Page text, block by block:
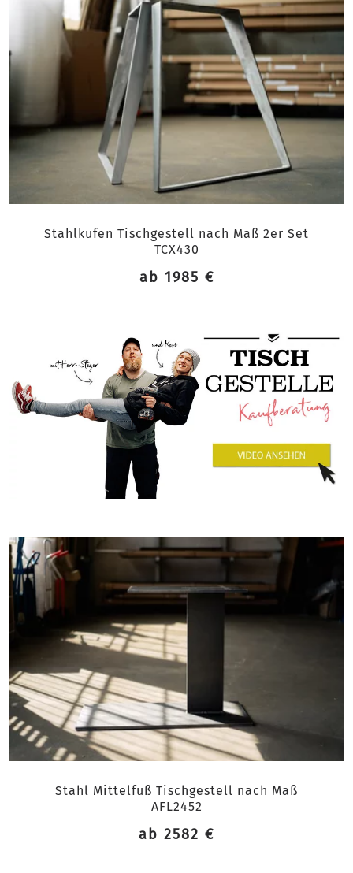
Stahlkufen Tischgestell nach Maß 2er Set
TCX430
ab 1985 €
Stahl Mittelfuß Tischgestell nach Maß
AFL2452
ab 2582 €